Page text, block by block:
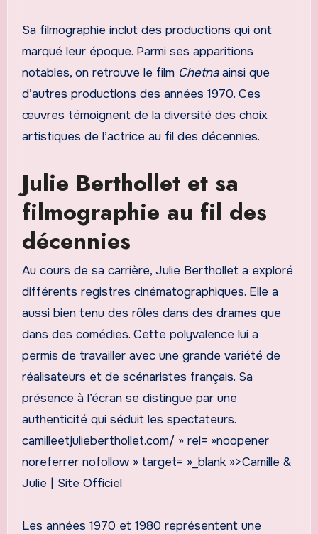
Sa filmographie inclut des productions qui ont
marqué leur époque. Parmi ses apparitions
notables, on retrouve le film Chetnaainsi que
d’autres productions des années 1970. Ces
œuvres témoignent de la diversité des choix
artistiques de l’actrice au fil des décennies.
Julie Berthollet et sa
filmographie au fil des
décennies
Au cours de sa carrière, Julie Berthollet a exploré
différents registres cinématographiques. Elle a
aussi bien tenu des rôles dans des drames que
dans des comédies. Cette polyvalence lui a
permis de travailler avec une grande variété de
réalisateurs et de scénaristes français. Sa
présence à l’écran se distingue par une
authenticité qui séduit les spectateurs.
camilleetjulieberthollet.com/ » rel= »noopener
noreferrer nofollow » target= »_blank »>Camille &
Julie | Site Officiel
Les années 1970 et 1980 représentent une